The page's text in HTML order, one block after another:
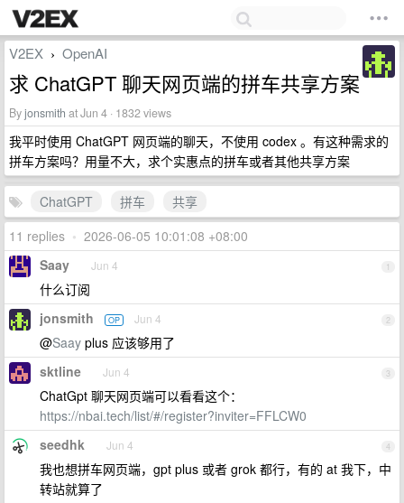
V2EX › OpenAI
求 ChatGPT 聊天网页端的拼车共享方案
Byjonsmith at Jun 4 · 1832 views
我平时使用 ChatGPT 网页端的聊天，不使用 codex 。有这种需求的
拼车方案吗？用量不大，求个实惠点的拼车或者其他共享方案
ChatGPT 拼车
共享
11 replies • 2026-06-05 10:01:08 +08:00
1
Saay Jun 4
什么订阅
2
jonsmith OP Jun 4
@Saay plus 应该够用了
3
sktline Jun 4
ChatGpt 聊天网页端可以看看这个：
https://nbai.tech/list/#/register?inviter=FFLCW0
4
seedhk Jun 4
我也想拼车网页端，gpt plus 或者 grok 都行，有的 at 我下，中
转站就算了